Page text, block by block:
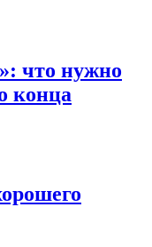
что нужно
конца